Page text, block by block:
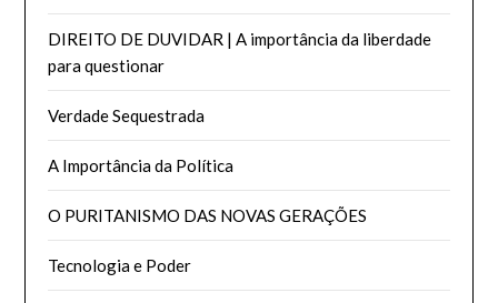
DIREITO DE DUVIDAR | A importância da liberdade
para questionar
Verdade Sequestrada
A Importância da Política
O PURITANISMO DAS NOVAS GERAÇÕES
Tecnologia e Poder